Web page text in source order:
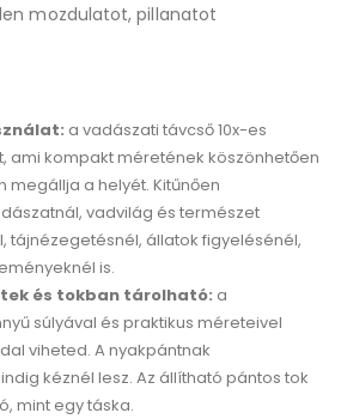
mozdulatot, pillanatot
a vadászati távcső 10x-es
ami kompakt méretének köszönhetően
megállja a helyét. Kitűnően
vadvilág és természet
tájnézegetésnél, állatok figyelésénél,
is.
és tokban tárolható: a
súlyával és praktikus méreteivel
viheted. A nyakpántnak
kéznél lesz. Az állítható pántos tok
mint egy táska.